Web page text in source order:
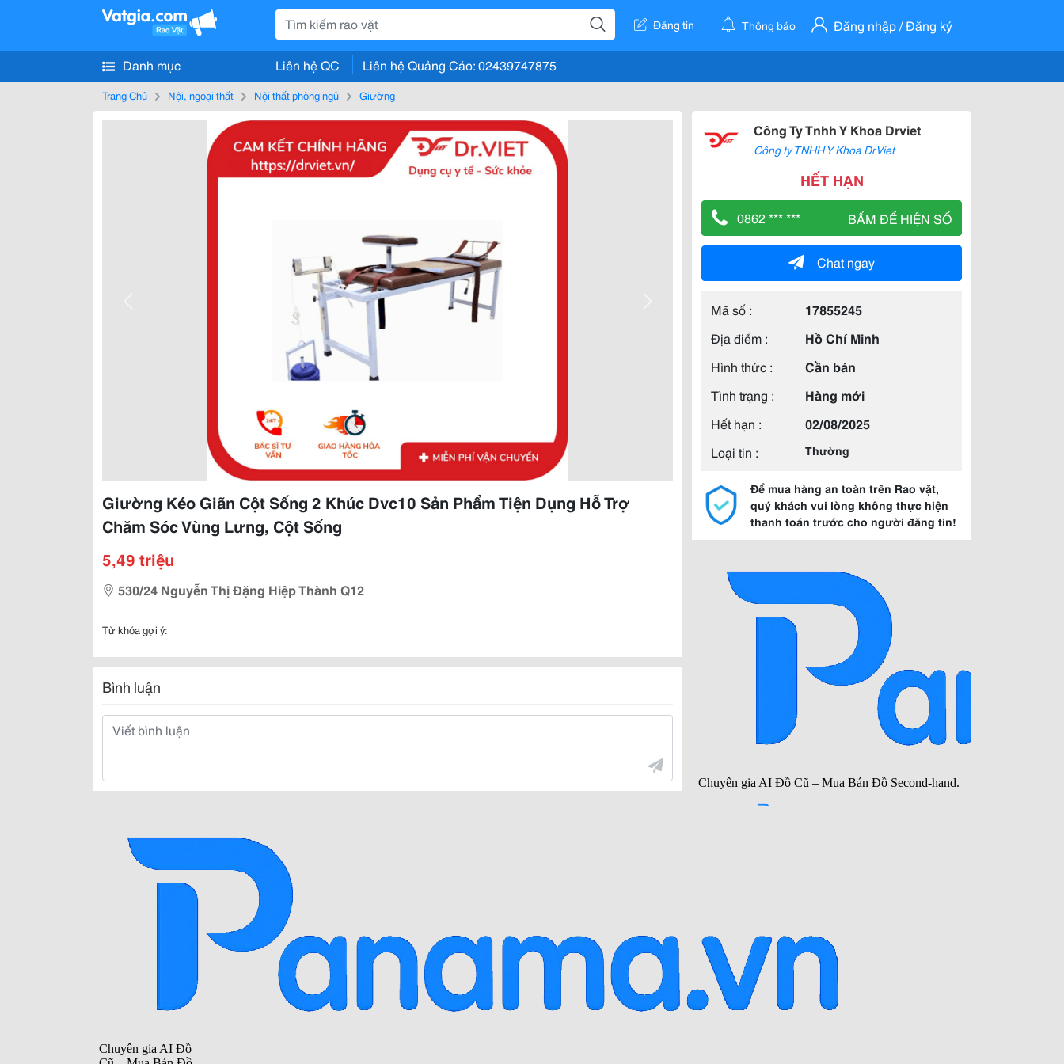
Đăng tin Thông báo Đăng nhập / Đăng ký
Danh mục Liên hệ QC Liên hệ Quảng Cáo: 02439747875
Trang Chủ Nội, ngoại thất Nội thất phòng ngủ Giường
Giường Kéo Giãn Cột Sống 2 Khúc Dvc10 Sản Phẩm Tiện Dụng Hỗ Trợ
Chăm Sóc Vùng Lưng, Cột Sống
5,49 triệu
530/24 Nguyễn Thị Đặng Hiệp Thành Q12
Từ khóa gợi ý:
Bình luận
Công Ty Tnhh Y Khoa Drviet
Công ty TNHH Y Khoa DrViet
HẾT HẠN
0862 *** *** BẤM ĐỂ HIỆN SỐ
Chat ngay
Mã số :
17855245
Địa điểm :
Hồ Chí Minh
Hình thức :
Cần bán
Tình trạng :
Hàng mới
Hết hạn :
02/08/2025
Loại tin :
Thường
Để mua hàng an toàn trên Rao vặt,
quý khách vui lòng không thực hiện
thanh toán trước cho người đăng tin!